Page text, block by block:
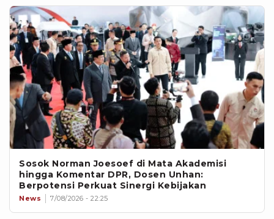
Sosok Norman Joesoef di Mata Akademisi
hingga Komentar DPR, Dosen Unhan:
Berpotensi Perkuat Sinergi Kebijakan
News 7/08/2026 - 22:25